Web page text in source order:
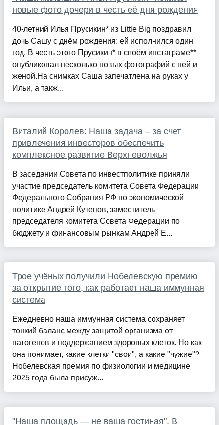
новые фото дочери в честь её дня рождения
40-летний Илья Прусикин* из Little Big поздравил
дочь Сашу с днём рождения: ей исполнился один
год. В честь этого Прусикин* в своём инстаграме**
опубликовал несколько новых фотографий с ней и
женой.На снимках Саша запечатлена на руках у
Ильи, а такж...
Виталий Королев: Наша задача – за счет
привлечения инвесторов обеспечить
комплексное развитие Верхневолжья
В заседании Совета по инвестполитике приняли
участие председатель комитета Совета Федерации
Федерального Собрания РФ по экономической
политике Андрей Кутепов, заместитель
председателя комитета Совета Федерации по
бюджету и финансовым рынкам Андрей Е...
Трое учёных получили Нобелевскую премию
за открытие того, как работает наша иммунная
система
Ежедневно наша иммунная система сохраняет
тонкий баланс между защитой организма от
патогенов и поддержанием здоровых клеток. Но как
она понимает, какие клетки "свои", а какие "чужие"?
Нобелевская премия по физиологии и медицине
2025 года была присуж...
"Наша площадь — не ваша гостиная". В